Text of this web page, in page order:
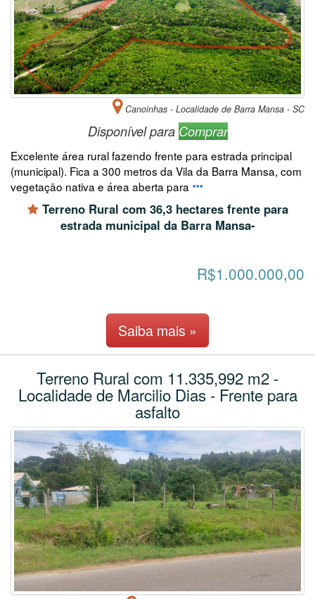
Canoinhas - Localidade de Barra Mansa - SC
Disponível para Comprar
Excelente área rural fazendo frente para estrada principal
(municipal). Fica a 300 metros da Vila da Barra Mansa, com
vegetação nativa e área aberta para
Terreno Rural com 36,3 hectares frente para
estrada municipal da Barra Mansa-
R$1.000.000,00
Saiba mais »
Terreno Rural com 11.335,992 m2 -
Localidade de Marcilio Dias - Frente para
asfalto